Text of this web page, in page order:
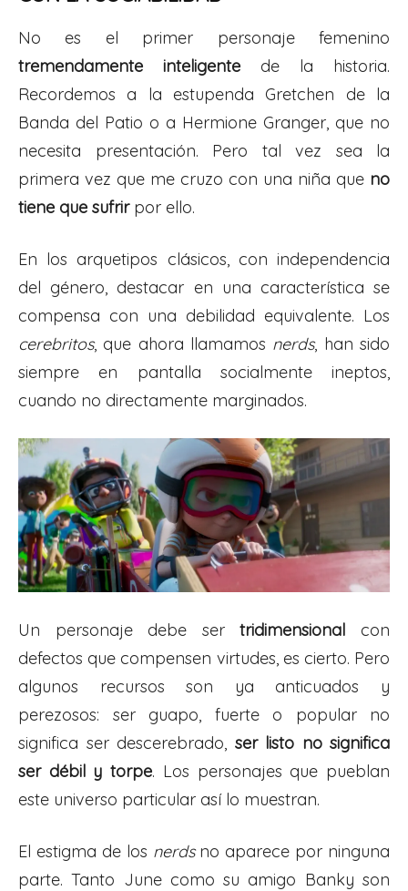
No es el primer personaje femenino
tremendamente inteligente de la historia.
Recordemos a la estupenda Gretchen de la
Banda del Patio o a Hermione Granger, que no
necesita presentación. Pero tal vez sea la
primera vez que me cruzo con una niña que no
tiene que sufrirpor ello.
En los arquetipos clásicos, con independencia
del género, destacar en una característica se
compensa con una debilidad equivalente. Los
cerebritos, que ahora llamamos nerds, han sido
siempre en pantalla socialmente ineptos,
cuando no directamente marginados.
Un personaje debe sertridimensional con
defectos que compensen virtudes, es cierto. Pero
algunos recursos son ya anticuados y
perezosos: ser guapo, fuerte o popular no
significa ser descerebrado, ser listo no significa
ser débil y torpe. Los personajes que pueblan
este universo particular así lo muestran.
El estigma de los nerdsno aparece por ninguna
parte. Tanto June como su amigo Banky son